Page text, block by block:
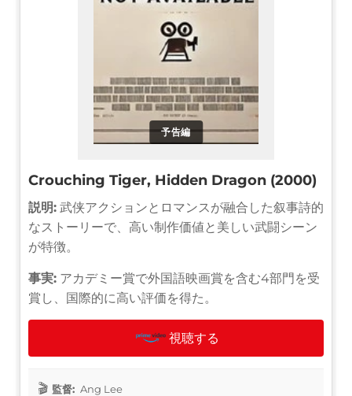
予告編
Crouching Tiger, Hidden Dragon (2000)
説明: 武侠アクションとロマンスが融合した叙事詩的
なストーリーで、高い制作価値と美しい武闘シーン
が特徴。
事実: アカデミー賞で外国語映画賞を含む4部門を受
賞し、国際的に高い評価を得た。
視聴する
監督: Ang Lee